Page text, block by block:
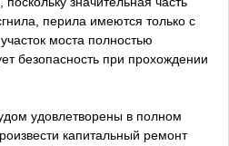
перила имеются только с
моста полностью
безопасность при прохождении
удовлетворены в полном
капитальный ремонт